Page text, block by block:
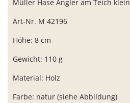
Müller Hase Angler am Teich klein
Art-Nr. M 42196
Höhe: 8 cm
Gewicht: 110 g
Material: Holz
Farbe: natur (siehe Abbildung)